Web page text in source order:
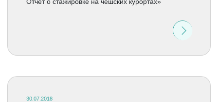
30.07.2018